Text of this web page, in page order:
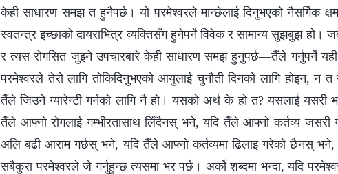
केही साधारण समझ त हुनैपर्छ। यो परमेश्‍वरले मान्छेलाई दिनुभएको नैसर्गिक
स्वतन्त्र इच्छाको दायराभित्र व्यक्तिसँग हुनेपर्ने विवेक र सामान्य सुझबुझ हो।
र त्यस रोगसित जुझ्ने उपचारबारे केही साधारण समझ हुनुपर्छ—तैँले गर्नुपर्ने यही
परमेश्‍वरले तेरो लागि तोकिदिनुभएको आयुलाई चुनौती दिनको लागि होइन, न
तैँले जिउने ग्यारेन्टी गर्नको लागि नै हो। यसको अर्थ के हो त? यसलाई यसरी
तैँले आफ्‍नो रोगलाई गम्‍भीरतासाथ लिँदैनस् भने, यदि तैँले आफ्नो कर्तव्य जसरी
अलि बढी आराम गर्छस् भने, यदि तैँले आफ्‍नो कर्तव्यमा ढिलाइ गरेको छैनस्
सबैकुरा परमेश्‍वरले जे गर्नुहुन्छ त्यसमा भर पर्छ। अर्को शब्‍दमा भन्दा, यदि